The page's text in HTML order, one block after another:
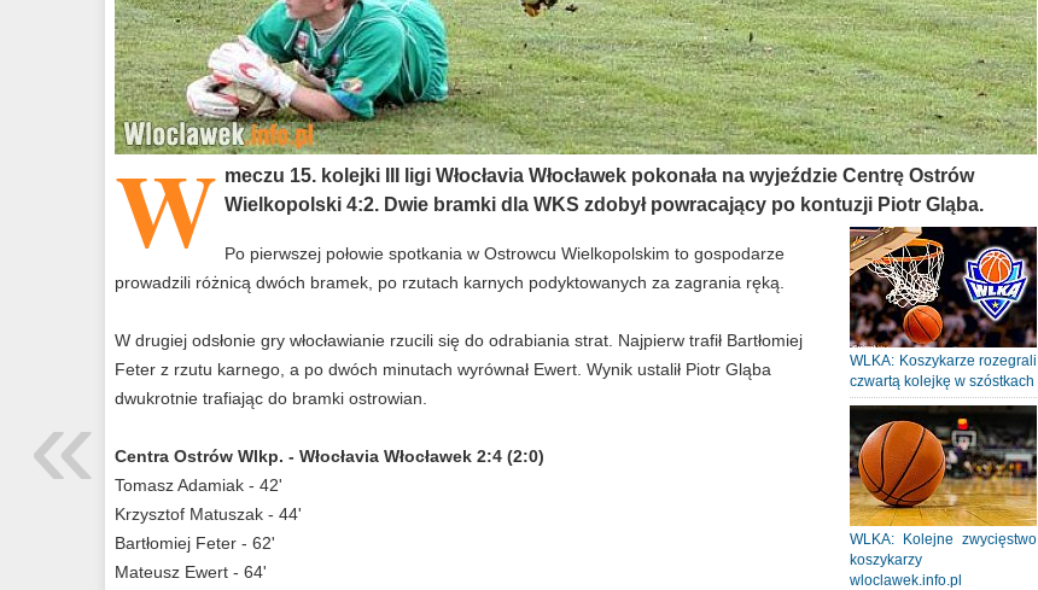
W meczu 15. kolejki III ligi Włocłavia Włocławek pokonała na wyjeździe Centrę Ostrów
Wielkopolski 4:2. Dwie bramki dla WKS zdobył powracający po kontuzji Piotr Gląba.
WLKA: Koszykarze rozegrali
czwartą kolejkę w szóstkach
WLKA: Kolejne zwycięstwo
koszykarzy
wloclawek.info.pl
Po pierwszej połowie spotkania w Ostrowcu Wielkopolskim to gospodarze
prowadzili różnicą dwóch bramek, po rzutach karnych podyktowanych za zagrania ręką.
W drugiej odsłonie gry włocławianie rzucili się do odrabiania strat. Najpierw trafił Bartłomiej
Feter z rzutu karnego, a po dwóch minutach wyrównał Ewert. Wynik ustalił Piotr Gląba
dwukrotnie trafiając do bramki ostrowian.
Centra Ostrów Wlkp. - Włocłavia Włocławek 2:4 (2:0)
Tomasz Adamiak - 42'
Krzysztof Matuszak - 44'
Bartłomiej Feter - 62'
Mateusz Ewert - 64'
«